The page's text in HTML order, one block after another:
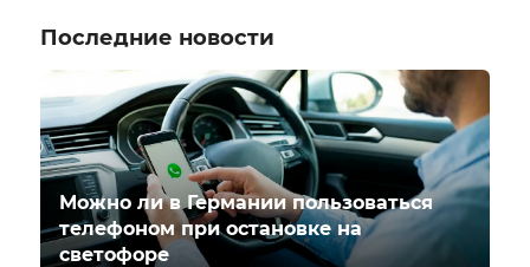
Последние новости
Можно ли в Германии пользоваться
телефоном при остановке на
светофоре